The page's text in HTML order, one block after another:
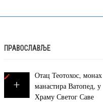
ПРАВОСЛАВЉЕ
Отац Теотохос, монах
манастира Ватопед, у
Храму Светог Саве